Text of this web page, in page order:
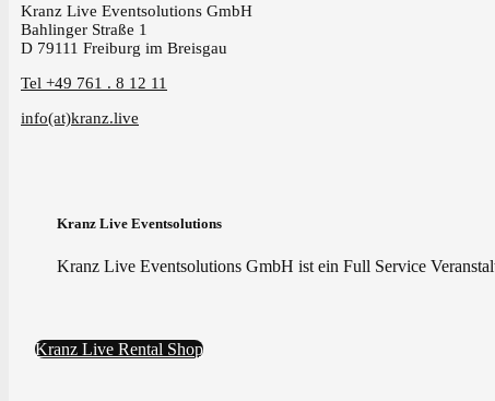
Kranz Live Eventsolutions GmbH
Bahlinger Straße 1
D 79111 Freiburg im Breisgau
Tel +49 761 . 8 12 11
info(at)kranz.live
Kranz Live Eventsolutions
Kranz Live Eventsolutions GmbH ist ein Full Service
Kranz Live Rental Shop